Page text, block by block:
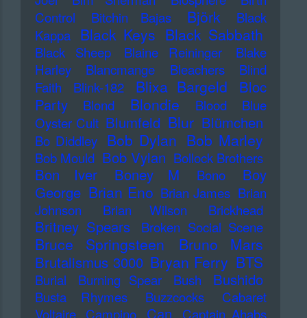
Control
Bitchin Bajas Björk
Black
Kappa Black Keys Black Sabbath
Black Sheep Blaine Reininger
Blake
Harley
Blancmange Bleachers
Blind
Faith
Blink-182 Blixa Bargeld
Bloc
Party
Blond Blondie Blood
Blue
Oyster Cult Blumfeld Blur Blümchen
Bo Diddley Bob Dylan Bob Marley
Bob Mould Bob Vylan Bollock Brothers
Bon Iver Boney M Bono
Boy
George Brian Eno Brian James Brian
Johnson
Brian Wilson Brickhead
Britney Spears Broken Social Scene
Bruce Springsteen Bruno Mars
Brutalismus 3000 Bryan Ferry BTS
Burial Burning Spear Bush Bushido
Busta Rhymes Buzzcocks
Cabaret
Voltaire Campino Can Captain Ahabs